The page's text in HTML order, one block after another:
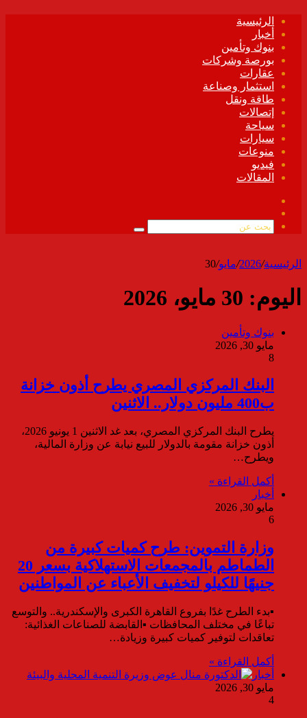
الرئيسية
أخبار
بنوك وتأمين
بورصة وشركات
عقارات
استثمار وصناعة
طاقة ونقل
إتصالات
سياحة
سيارات
منوعات
فيديو
المقالات
الموقع
بحث
الرئيسية/
2026
/مايو/
30
اليوم: 30 مايو، 2026
بنوك وتأمين
مايو 30, 2026
8
البنك المركزي المصري يطرح أذون خزانة
ب400 مليون دولار.. الاثنين
يطرح البنك المركزي المصري، بعد غد الاثنين 1 يونيو 2026،
أذون خزانة مقومة بالدولار للبيع نيابة عن وزارة المالية،
ويطرح…
أكمل القراءة »
أخبار
مايو 30, 2026
6
وزارة التموين: طرح كميات كبيرة من
الطماطم بالمجمعات الاستهلاكية بسعر 20
جنيهًا للكيلو لتخفيف الأعباء عن المواطنين
▪︎بدء الطرح غدًا بفروع القاهرة الكبرى والإسكندرية.. والتوسع
تباعًا في مختلف المحافظات ▪︎القابضة للصناعات الغذائية:
تعاقدات لتوفير كميات كبيرة وزيادة…
أكمل القراءة »
أخبار
مايو 30, 2026
4